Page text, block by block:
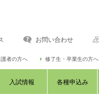
お問い合わせ
者の方へ 修了生・卒業生の方へ
入試情報 各種申込み